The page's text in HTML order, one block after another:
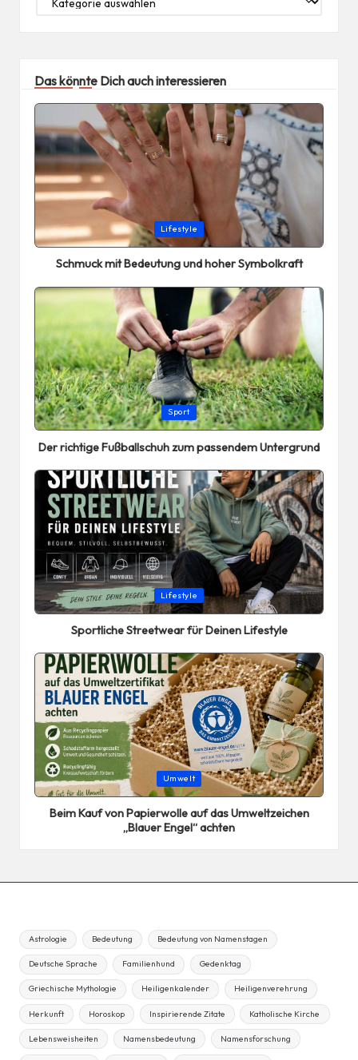
Das könnte Dich auch interessieren
Posted
in
Lifestyle
Schmuck mit Bedeutung und hoher Symbolkraft
Posted
in
Sport
Der richtige Fußballschuh zum passendem Untergrund
Posted
in
Lifestyle
Sportliche Streetwear für Deinen Lifestyle
Posted
in
Umwelt
Beim Kauf von Papierwolle auf das Umweltzeichen
„Blauer Engel“ achten
Astrologie Bedeutung Bedeutung von Namenstagen
Deutsche Sprache Familienhund Gedenktag
Griechische Mythologie Heiligenkalender Heiligenverehrung
Herkunft Horoskop Inspirierende Zitate Katholische Kirche
Lebensweisheiten Namensbedeutung Namensforschung